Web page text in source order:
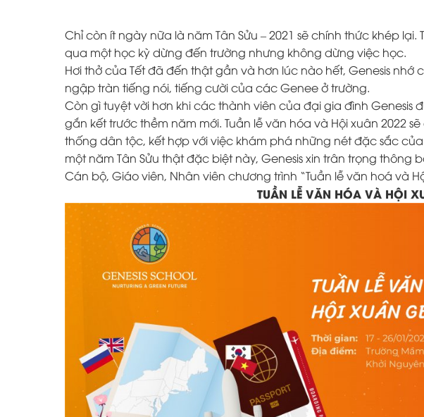
Chỉ còn ít ngày nữa là năm Tân Sửu – 2021 sẽ chính thức khép
qua một học kỳ dừng đến trường nhưng không dừng việc học.
Hơi thở của Tết đã đến thật gần và hơn lúc nào hết, Genesis nhớ
ngập tràn tiếng nói, tiếng cười của các Genee ở trường.
Còn gì tuyệt vời hơn khi các thành viên của đại gia đình
gắn kết trước thềm năm mới. Tuần lễ văn hóa và Hội xuân 2022
thống dân tộc, kết hợp với việc khám phá những nét đặc sắc
một năm Tân Sửu thật đặc biệt này, Genesis xin trân trọng thông
Cán bộ, Giáo viên, Nhân viên chương trình “Tuần lễ văn hoá và
TUẦN LỄ VĂN HÓA VÀ HỘI